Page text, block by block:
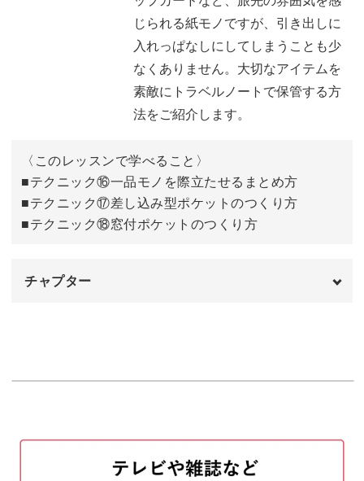
⑬TODOマステによるまとめ方 04:01
⑭SPOT情報カードによるまとめ方 06:26
⑮コマ割りレイアウトによるまとめ方 11:00
おわりに
じられる紙モノですが、引き出しに
入れっぱなしにしてしまうことも少
なくありません。大切なアイテムを
素敵にトラベルノートで保管する方
法をご紹介します。
〈このレッスンで学べること〉
■テクニック⑯一品モノを際立たせるまとめ方
■テクニック⑰差し込み型ポケットのつくり方
■テクニック⑱窓付ポケットのつくり方
チャプター
⑯「一品もの」を際立たせるまとめ方